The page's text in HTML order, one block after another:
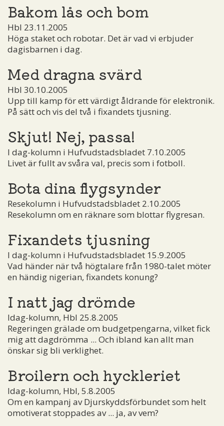
Bakom lås och bom
Hbl 23.11.2005
Höga staket och robotar. Det är vad vi erbjuder
dagisbarnen i dag.
Med dragna svärd
Hbl 30.10.2005
Upp till kamp för ett värdigt åldrande för elektronik.
På sätt och vis del två i fixandets tjusning.
Skjut! Nej, passa!
I dag-kolumn i Hufvudstadsbladet 7.10.2005
Livet är fullt av svåra val, precis som i fotboll.
Bota dina flygsynder
Resekolumn i Hufvudstadsbladet 2.10.2005
Resekolumn om en räknare som blottar flygresan.
Fixandets tjusning
I dag-kolumn i Hufvudstadsbladet 15.9.2005
Vad händer när två högtalare från 1980-talet möter
en händig nigerian, fixandets konung?
I natt jag drömde
Idag-kolumn, Hbl 25.8.2005
Regeringen grälade om budgetpengarna, vilket fick
mig att dagdrömma ... Och ibland kan allt man
önskar sig bli verklighet.
Broilern och hyckleriet
Idag-kolumn, Hbl, 5.8.2005
Om en kampanj av Djurskyddsförbundet som helt
omotiverat stoppades av ... ja, av vem?